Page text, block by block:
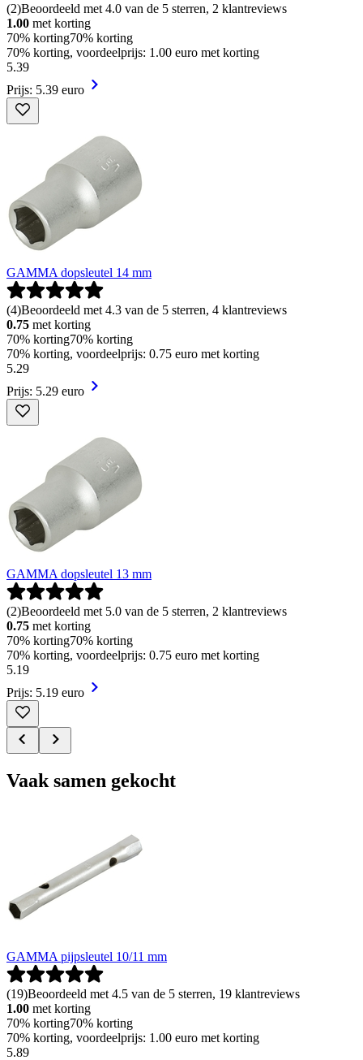
(2)Beoordeeld met 4.0 van de 5 sterren, 2 klantreviews
1.00 met korting
70% korting70% korting
70% korting, voordeelprijs: 1.00 euro met korting
5.39
Prijs: 5.39 euro
GAMMA dopsleutel 14 mm
(4)Beoordeeld met 4.3 van de 5 sterren, 4 klantreviews
0.75 met korting
70% korting70% korting
70% korting, voordeelprijs: 0.75 euro met korting
5.29
Prijs: 5.29 euro
GAMMA dopsleutel 13 mm
(2)Beoordeeld met 5.0 van de 5 sterren, 2 klantreviews
0.75 met korting
70% korting70% korting
70% korting, voordeelprijs: 0.75 euro met korting
5.19
Prijs: 5.19 euro
Vaak samen gekocht
GAMMA pijpsleutel 10/11 mm
(19)Beoordeeld met 4.5 van de 5 sterren, 19 klantreviews
1.00 met korting
70% korting70% korting
70% korting, voordeelprijs: 1.00 euro met korting
5.89